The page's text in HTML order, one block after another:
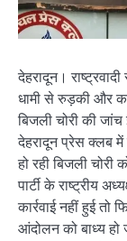
देहरादून।
धामी से रुड़की और
बिजली चोरी की
देहरादून प्रेस क्लब में
हो रही बिजली
पार्टी के राष्ट्रीय
कार्रवाई नहीं हुई तो
आंदोलन को बाध्य हो